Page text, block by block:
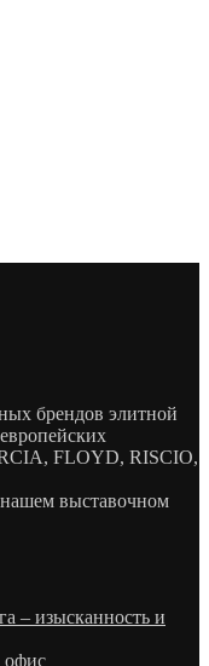
брендов элитной
FLOYD, RISCIO,
выставочном
– изысканность и
офис